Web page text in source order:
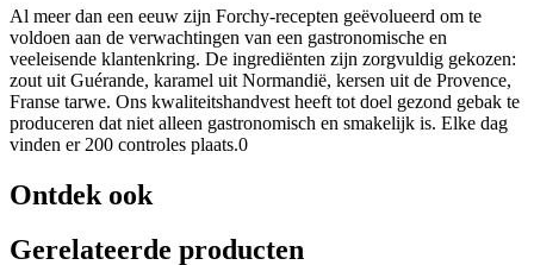
Al meer dan een eeuw zijn Forchy-recepten geëvolueerd om te
voldoen aan de verwachtingen van een gastronomische en
veeleisende klantenkring. De ingrediënten zijn zorgvuldig gekozen:
zout uit Guérande, karamel uit Normandië, kersen uit de Provence,
Franse tarwe. Ons kwaliteitshandvest heeft tot doel gezond gebak te
produceren dat niet alleen gastronomisch en smakelijk is. Elke dag
vinden er 200 controles plaats.0
Ontdek ook
Gerelateerde producten